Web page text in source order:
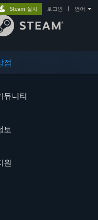
점
뮤니티
보
원
Steam 설치 로그인 언어